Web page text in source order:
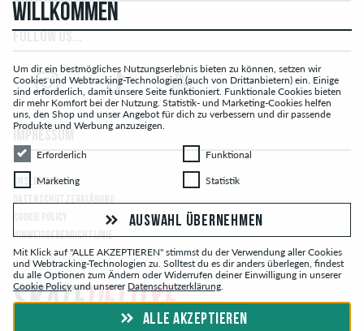
UNSERE AGB
HINWEISGEBERRICHTLINIE
WILLKOMMEN
Um dir ein bestmögliches Nutzungserlebnis bieten zu können, setzen wir
Cookies und Webtracking-Technologien (auch von Drittanbietern) ein. Einige
sind erforderlich, damit unsere Seite funktioniert. Funktionale Cookies bieten
dir mehr Komfort bei der Nutzung. Statistik- und Marketing-Cookies helfen
uns, den Shop und unser Angebot für dich zu verbessern und dir passende
Produkte und Werbung anzuzeigen.
Erforderlich
Erforderlich FunktionalFunktional
MarketingMarketing StatistikStatistik
AUSWAHL ÜBERNEHMEN
Mit Klick auf "ALLE AKZEPTIEREN" stimmst du der Verwendung aller Cookies
und Webtracking-Technologien zu. Solltest du es dir anders überlegen, findest
du alle Optionen zum Ändern oder Widerrufen deiner Einwilligung in unserer
Cookie Policy und unserer Datenschutzerklärung.
ALLE AKZEPTIEREN